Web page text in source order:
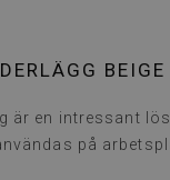
är en intressant
på